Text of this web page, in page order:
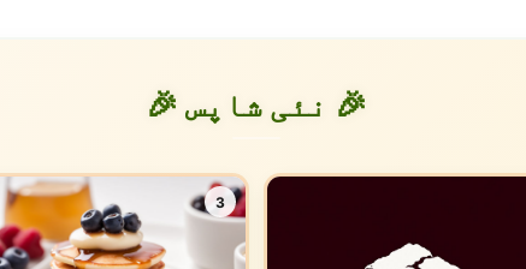
🎉 نئی شاپس 🎉
3